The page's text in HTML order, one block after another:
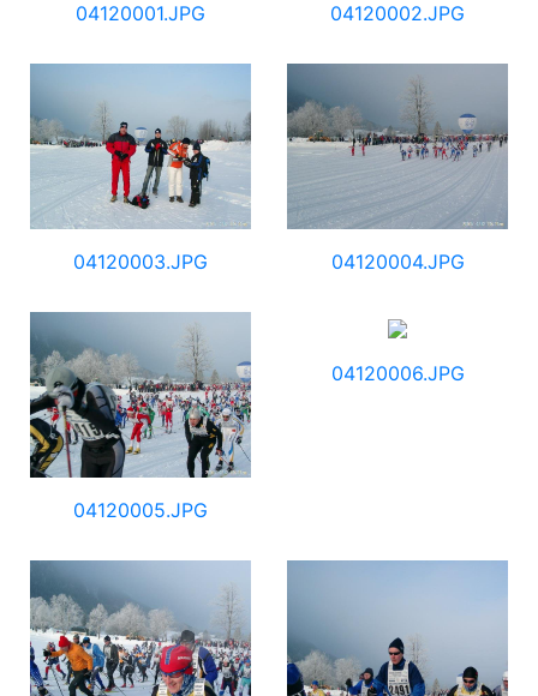
04120001.JPG 04120002.JPG
04120003.JPG 04120004.JPG
04120005.JPG
04120006.JPG